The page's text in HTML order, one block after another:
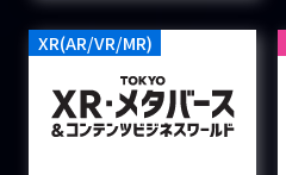
XR(AR/VR/MR)